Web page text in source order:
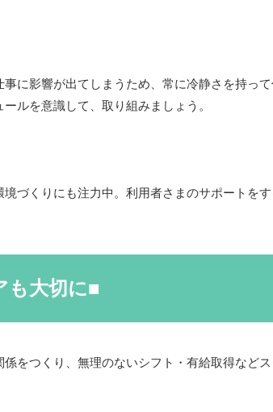
に影響が出てしまうため、常に冷静さを持っ
ルを意識して、取り組みましょう。
づくりにも注力中。利用者さまのサポートを
も大切に■
をつくり、無理のないシフト・有給取得など